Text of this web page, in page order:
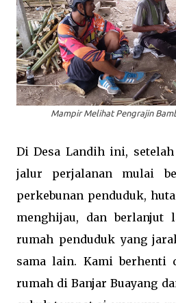
Mampir Melihat Pengrajin
Di Desa Landih ini,
jalur perjalanan mulai
perkebunan penduduk,
menghijau, dan berlanjut
rumah penduduk yang
sama lain. Kami berhenti
rumah di Banjar Buayang